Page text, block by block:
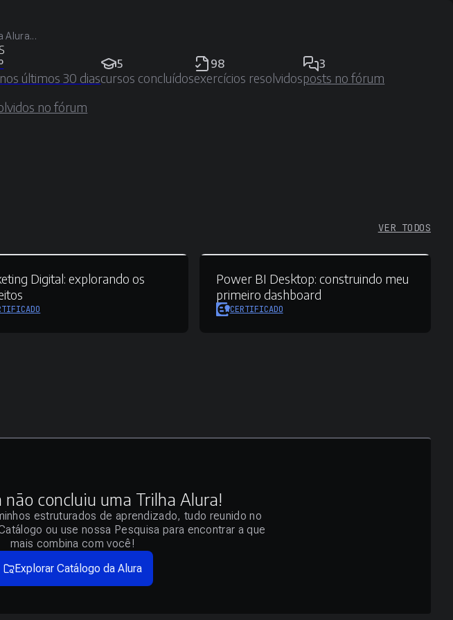
Alura...
últimos 30 dias
5
cursos concluídos
98
exercícios resolvidos
3
posts no fórum
no fórum
VER TODOS
Digital: explorando os
Power BI Desktop: construindo meu
primeiro dashboard
CERTIFICADO
não concluiu uma Trilha Alura!
estruturados de aprendizado, tudo reunido no
ou use nossa Pesquisa para encontrar a que
mais combina com você!
Explorar Catálogo da Alura